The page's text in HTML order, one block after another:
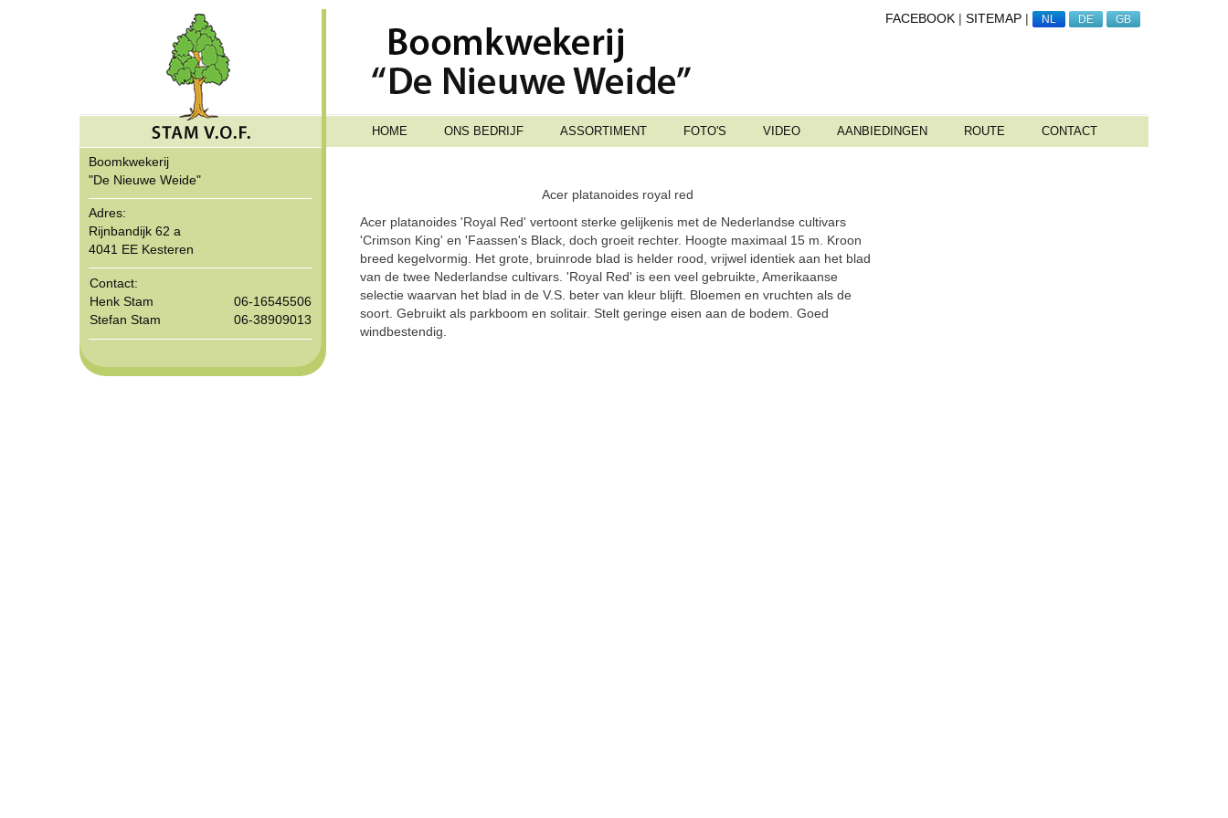
FACEBOOK| SITEMAP| NL DE GB
HOME ONS BEDRIJF ASSORTIMENT FOTO'S VIDEO AANBIEDINGEN ROUTE CONTACT
Boomkwekerij
"De Nieuwe Weide"
Adres:
Rijnbandijk 62 a
4041 EE Kesteren
Contact:
Henk Stam
Stefan Stam
06-16545506
06-38909013
Acer platanoides royal red
Acer platanoides 'Royal Red' vertoont sterke gelijkenis met de Nederlandse cultivars
'Crimson King' en 'Faassen's Black, doch groeit rechter. Hoogte maximaal 15 m. Kroon
breed kegelvormig. Het grote, bruinrode blad is helder rood, vrijwel identiek aan het blad
van de twee Nederlandse cultivars. 'Royal Red' is een veel gebruikte, Amerikaanse
selectie waarvan het blad in de V.S. beter van kleur blijft. Bloemen en vruchten als de
soort. Gebruikt als parkboom en solitair. Stelt geringe eisen aan de bodem. Goed
windbestendig.